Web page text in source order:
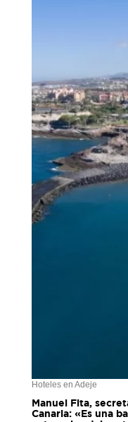
Hoteles en Adeje
Manuel Fita,
Canaria: «Es una